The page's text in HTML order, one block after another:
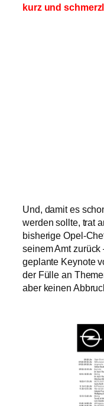
kurz und
Und, damit es
werden sollte, trat
bisherige Opel-
seinem Amt
geplante Keynote
der Fülle an
aber keinen